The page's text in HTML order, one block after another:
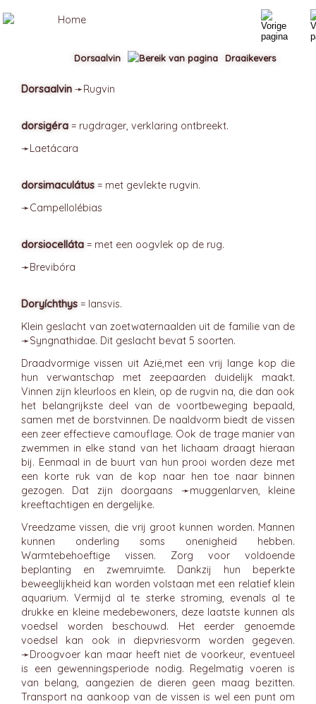
Dorsaalvin ➛Rugvin
dorsigéra = rugdrager, verklaring ontbreekt.
➛Laetácara
dorsimaculátus = met gevlekte rugvin.
➛Campellolébias
dorsiocelláta = met een oogvlek op de rug.
➛Brevibóra
Doryíchthys = lansvis.
Klein geslacht van zoetwaternaalden uit de familie van de
➛Syngnathidae. Dit geslacht bevat 5 soorten.
Draadvormige vissen uit Azië,met een vrij lange kop die
hun verwantschap met zeepaarden duidelijk maakt.
Vinnen zijn kleurloos en klein, op de rugvin na, die dan ook
het belangrijkste deel van de voortbeweging bepaald,
samen met de borstvinnen. De naaldvorm biedt de vissen
een zeer effectieve camouflage. Ook de trage manier van
zwemmen in elke stand van het lichaam draagt hieraan
bij. Eenmaal in de buurt van hun prooi worden deze met
een korte ruk van de kop naar hen toe naar binnen
gezogen. Dat zijn doorgaans ➛muggenlarven, kleine
kreeftachtigen en dergelijke.
Vreedzame vissen, die vrij groot kunnen worden. Mannen
kunnen onderling soms onenigheid hebben.
Warmtebehoeftige vissen. Zorg voor voldoende
beplanting en zwemruimte. Dankzij hun beperkte
beweeglijkheid kan worden volstaan met een relatief klein
aquarium. Vermijd al te sterke stroming, evenals al te
drukke en kleine medebewoners, deze laatste kunnen als
voedsel worden beschouwd. Het eerder genoemde
voedsel kan ook in diepvriesvorm worden gegeven.
➛Droogvoerkan maar heeft niet de voorkeur, eventueel
is een gewenningsperiode nodig. Regelmatig voeren is
van belang, aangezien de dieren geen maag bezitten.
Transport na aankoop van de vissen is wel een punt om
Dorsaalvin Draaikevers